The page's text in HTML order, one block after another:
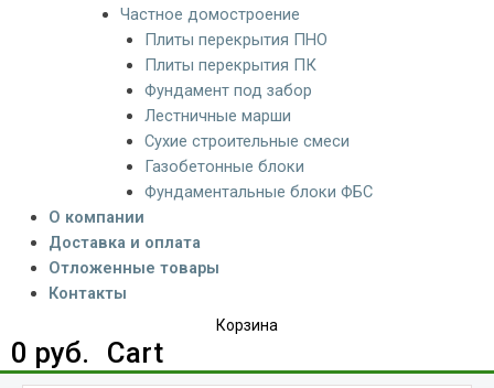
Частное домостроение
Плиты перекрытия ПНО
Плиты перекрытия ПК
Фундамент под забор
Лестничные марши
Сухие строительные смеси
Газобетонные блоки
Фундаментальные блоки ФБС
О компании
Доставка и оплата
Отложенные товары
Контакты
Корзина
0 руб. Cart